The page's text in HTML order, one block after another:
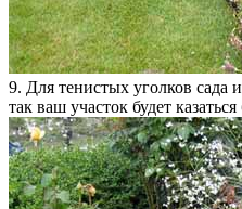
9. Для тенистых уголков сада
так ваш участок будет